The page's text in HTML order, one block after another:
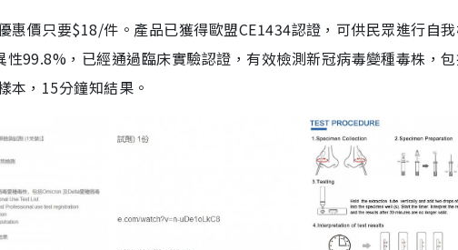
惠價只要$18/件。產品已獲得歐盟CE1434認證，可供民眾進行自
99.8%，已經通過臨床實驗認證，有效檢測新冠病毒變種毒株，
，15分鐘知結果。